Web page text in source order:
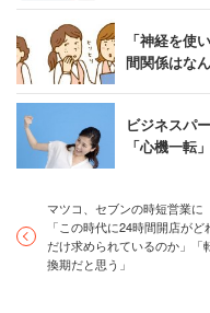
「神経を使
間関係はな
ビジネスパ
「心機一転
マツコ、セブンの時短営業に
「この時代に24時間開店がど
だけ求められているのか」「
換期だと思う」